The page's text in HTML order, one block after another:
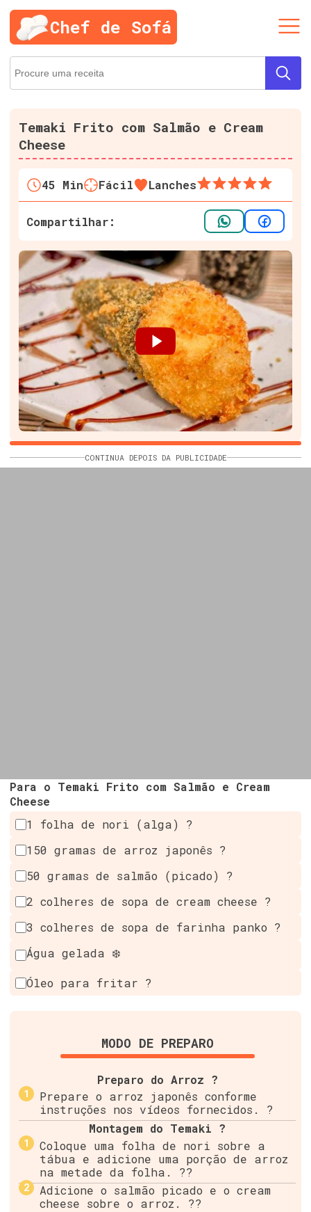
Chef de Sofá
Temaki Frito com Salmão e Cream
Cheese
45 Min Fácil Lanches
Compartilhar:
CONTINUA DEPOIS DA PUBLICIDADE
Para o Temaki Frito com Salmão e Cream
Cheese
1 folha de nori (alga) ?
150 gramas de arroz japonês ?
50 gramas de salmão (picado) ?
2 colheres de sopa de cream cheese ?
3 colheres de sopa de farinha panko ?
Água gelada ❄️
Óleo para fritar ?
MODO DE PREPARO
Preparo do Arroz ?
Prepare o arroz japonês conforme
instruções nos vídeos fornecidos. ?
Montagem do Temaki ?
Coloque uma folha de nori sobre a
tábua e adicione uma porção de arroz
na metade da folha. ??
Adicione o salmão picado e o cream
cheese sobre o arroz. ??